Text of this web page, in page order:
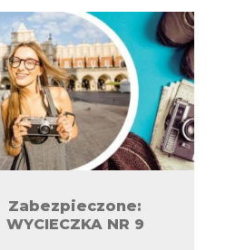
Zabezpieczone:
WYCIECZKA NR 9